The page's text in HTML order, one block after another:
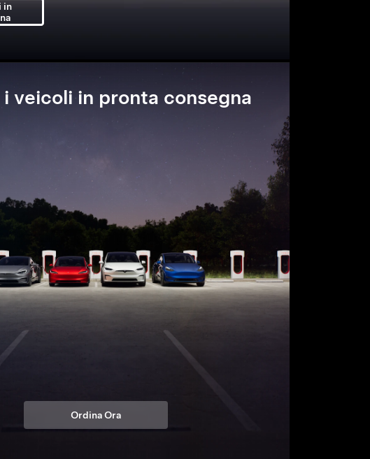
in
veicoli in pronta consegna
Ordina Ora